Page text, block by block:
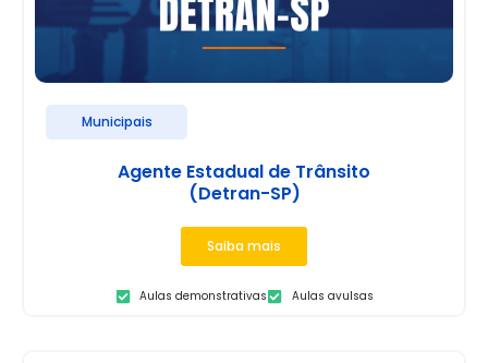
Municipais
Agente Estadual de Trânsito
(Detran-SP)
Saiba mais
Aulas demonstrativas Aulas avulsas